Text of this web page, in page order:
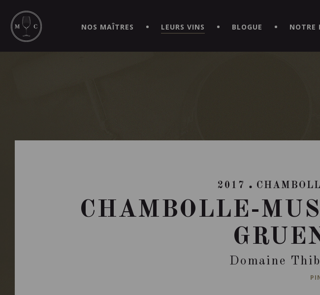
MAITRE | CAVISTE VIRTUEL!
NOS MAÎTRES LEURS VINS BLOGUE NOTRE
2017
CHAMBOLLE-
Domaine